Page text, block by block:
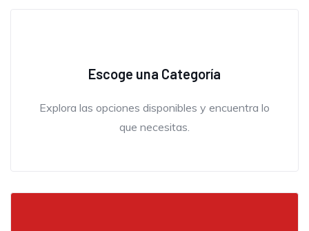
Escoge una Categoría
Explora las opciones disponibles y encuentra lo
que necesitas.